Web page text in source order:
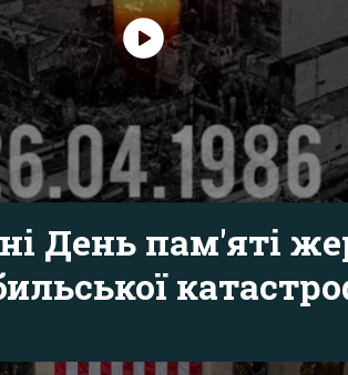
День пам'яті